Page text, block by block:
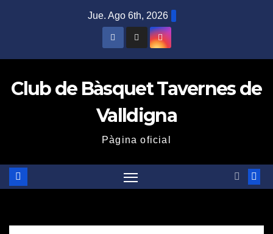
Jue. Ago 6th, 2026
Club de Bàsquet Tavernes de
Valldigna
Pàgina oficial